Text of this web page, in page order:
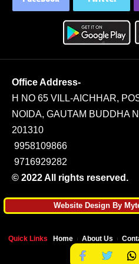
Office Address-
H NO 65 VILL-AICHHAR,
NOIDA, GAUTAM BUDDHA
201310
9958109866
9716929282
© 2022 All rights reserved.
Website Design By
Quick Links Home About Us